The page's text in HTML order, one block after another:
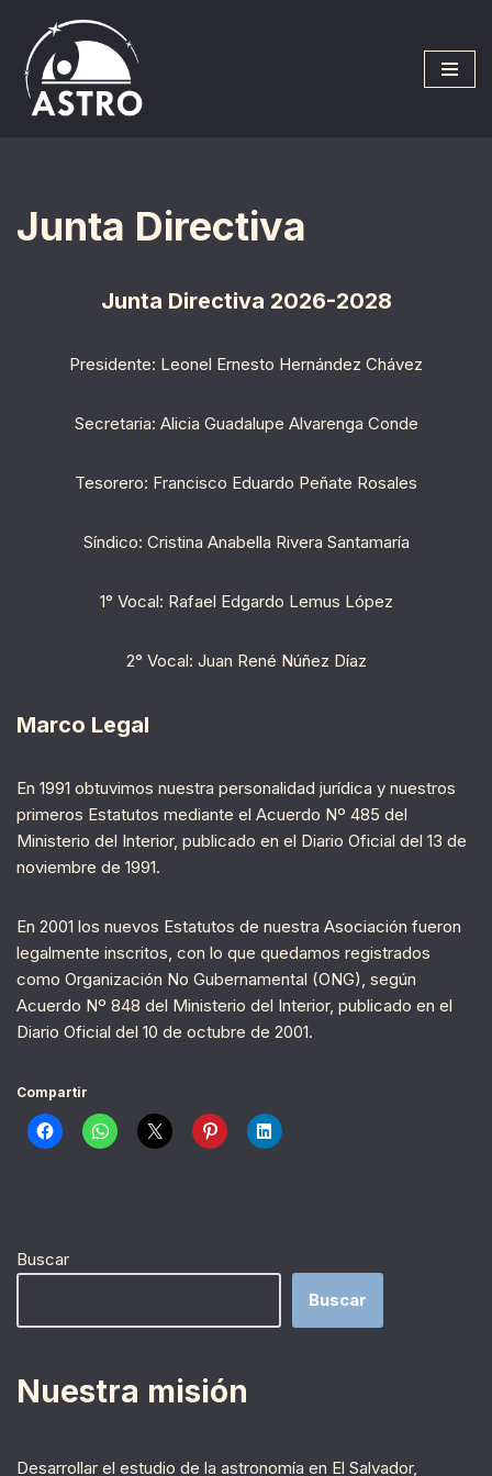
Saltar
al
contenido
Junta Directiva
Junta Directiva 2026-2028
Presidente: Leonel Ernesto Hernández Chávez
Secretaria: Alicia Guadalupe Alvarenga Conde
Tesorero: Francisco Eduardo Peñate Rosales
Síndico: Cristina Anabella Rivera Santamaría
1° Vocal: Rafael Edgardo Lemus López
2° Vocal: Juan René Núñez Díaz
Marco Legal
En 1991 obtuvimos nuestra personalidad jurídica y nuestros
primeros Estatutos mediante el Acuerdo Nº 485 del
Ministerio del Interior, publicado en el Diario Oficial del 13 de
noviembre de 1991.
En 2001 los nuevos Estatutos de nuestra Asociación fueron
legalmente inscritos, con lo que quedamos registrados
como Organización No Gubernamental (ONG), según
Acuerdo Nº 848 del Ministerio del Interior, publicado en el
Diario Oficial del 10 de octubre de 2001.
Compartir
Buscar
Buscar
Nuestra misión
Desarrollar el estudio de la astronomía en El Salvador,